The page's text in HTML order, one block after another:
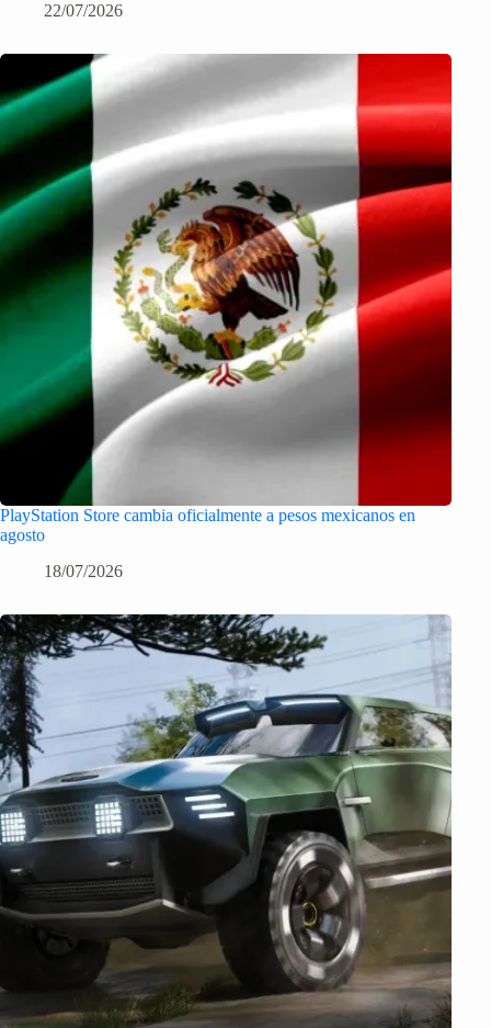
22/07/2026
PlayStation Store cambia oficialmente a pesos mexicanos en
agosto
18/07/2026